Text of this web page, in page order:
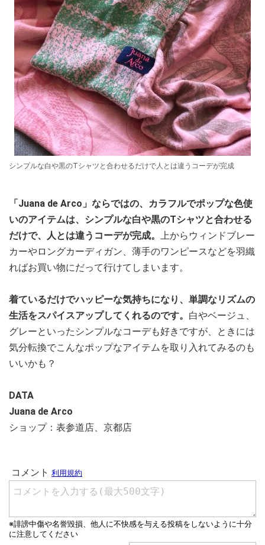
シンプルな白や黒のTシャツと合わせるだけで人とは違うコーデが完成
「Juana de Arco」ならではの、カラフルでポップな色使
いのアイテムは、シンプルな白や黒のTシャツと合わせる
だけで、人とは違うコーデが完成。 上からウィンドブレー
カーやロングカーディガン、薄手のワンピースなどを羽織
ればお買い物にだって行けてしまいます。
着ているだけでハッピーな気持ちになり、単調なリズムの
生活をスパイスアップしてくれるのです。 白やベージュ、
グレーといったシンプルなコーデも好きですが、ときには
気分転換でこんなポップなアイテムを取り入れてみるのも
いいかも？
DATA
Juana de Arco
ショップ：表参道店、京都店